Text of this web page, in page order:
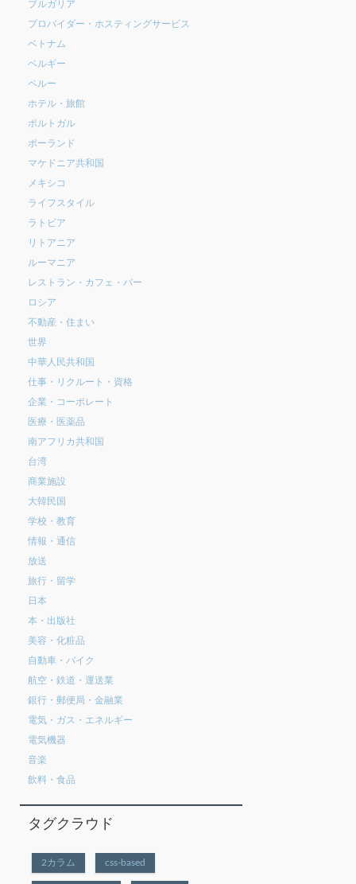
ブルガリア
プロバイダー・ホスティングサービス
ベトナム
ベルギー
ペルー
ホテル・旅館
ポルトガル
ポーランド
マケドニア共和国
メキシコ
ライフスタイル
ラトビア
リトアニア
ルーマニア
レストラン・カフェ・バー
ロシア
不動産・住まい
世界
中華人民共和国
仕事・リクルート・資格
企業・コーポレート
医療・医薬品
南アフリカ共和国
台湾
商業施設
大韓民国
学校・教育
情報・通信
放送
旅行・留学
日本
本・出版社
美容・化粧品
自動車・バイク
航空・鉄道・運送業
銀行・郵便局・金融業
電気・ガス・エネルギー
電気機器
音楽
飲料・食品
タグクラウド
2カラム css-based